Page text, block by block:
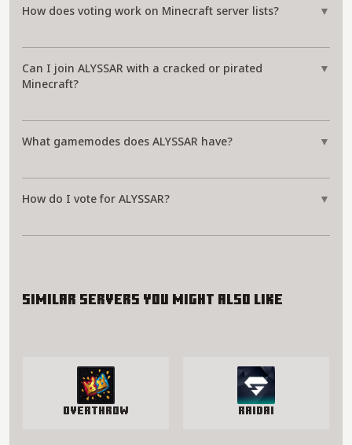
How does voting work on Minecraft server lists? ▼
Can I join ALYSSAR with a cracked or pirated
Minecraft?
▼
What gamemodes does ALYSSAR have? ▼
How do I vote for ALYSSAR? ▼
Similar servers you might also like
Overthrow RaidAI